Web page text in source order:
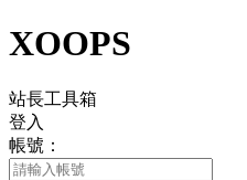
XOOPS
站長工具箱
登入
帳號：